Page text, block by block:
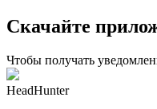
Скачайте
Чтобы получать
HeadHunter